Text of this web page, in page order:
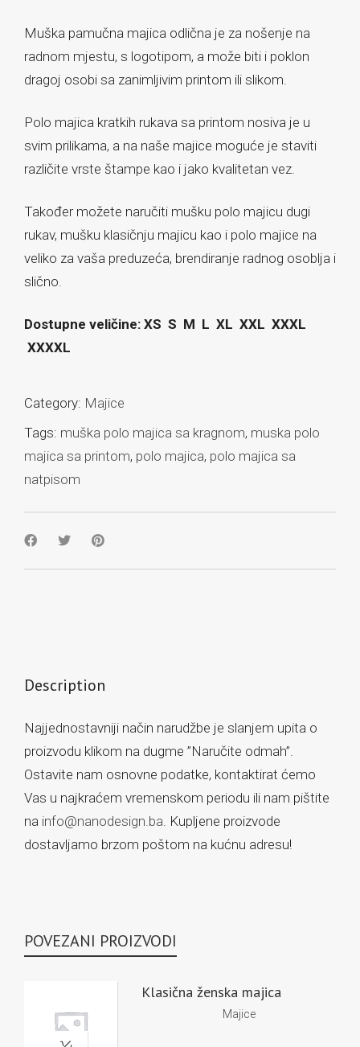
Muška pamučna majica odlična je za nošenje na
radnom mjestu, s logotipom, a može biti i poklon
dragoj osobi sa zanimljivim printom ili slikom.
Polo majica kratkih rukava sa printom nosiva je u
svim prilikama, a na naše majice moguće je staviti
različite vrste štampe kao i jako kvalitetan vez.
Također možete naručiti mušku polo majicu dugi
rukav, mušku klasičnju majicu kao i polo majice na
veliko za vaša preduzeća, brendiranje radnog osoblja i
slično.
Dostupne veličine: XS S M L XL XXL XXXL
XXXXL
Category: Majice
Tags: muška polo majica sa kragnom, muska polo
majica sa printom, polo majica, polo majica sa
natpisom
Description
Najjednostavniji način narudžbe je slanjem upita o
proizvodu klikom na dugme ”Naručite odmah”.
Ostavite nam osnovne podatke, kontaktirat ćemo
Vas u najkraćem vremenskom periodu ili nam pištite
na info@nanodesign.ba. Kupljene proizvode
dostavljamo brzom poštom na kućnu adresu!
POVEZANI PROIZVODI
Klasična ženska majica
Majice